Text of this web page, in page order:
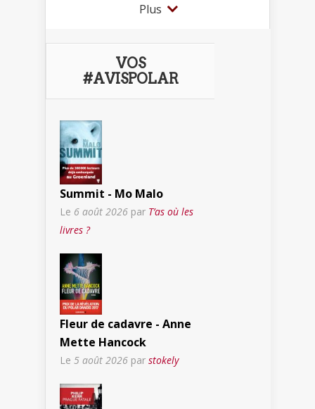
Plus
VOS
#AVISPOLAR
Summit - Mo Malo
Le 6 août 2026 par T’as où les
livres ?
Fleur de cadavre - Anne
Mette Hancock
Le 5 août 2026 par stokely